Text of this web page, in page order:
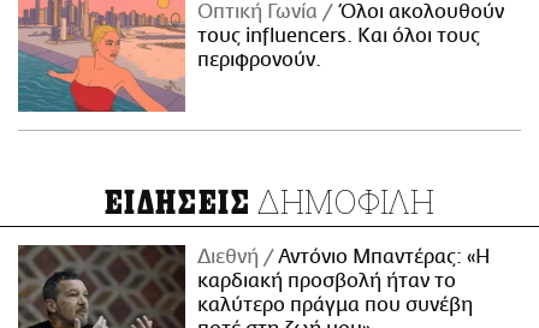
Οπτική Γωνία
Όλοι ακολουθούν
τους influencers. Και όλοι τους
περιφρονούν.
ΕΙΔΗΣΕΙΣ ΔΗΜΟΦΙΛΗ
Διεθνή
Αντόνιο Μπαντέρας: «Η
καρδιακή προσβολή ήταν το
καλύτερο πράγμα που συνέβη